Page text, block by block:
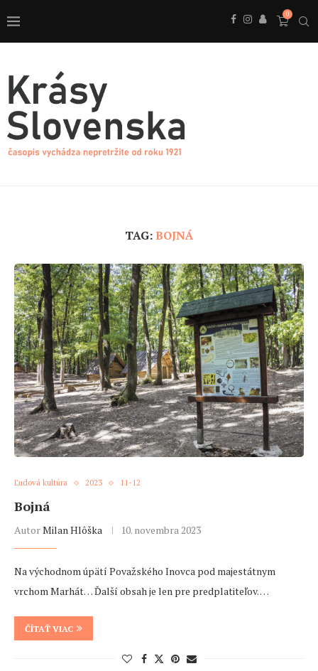
0
TAG:BOJNÁ
Ľudová kultúra 2023 11-12
Bojná
AutorMilan Hlôška 10. novembra 2023
Na východnom úpätí Považského Inovca pod majestátnym
vrchom Marhát… Ďalší obsah je len pre predplatiteľov. …
ČÍTAŤ VIAC